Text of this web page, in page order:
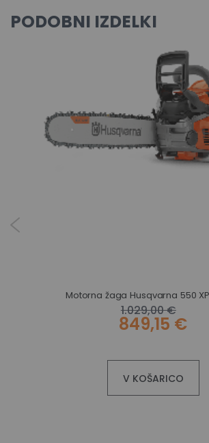
PODOBNI IZDELKI
Motorna žaga Husqvarna 550
1.029,00 €
849,15 €
V KOŠARICO